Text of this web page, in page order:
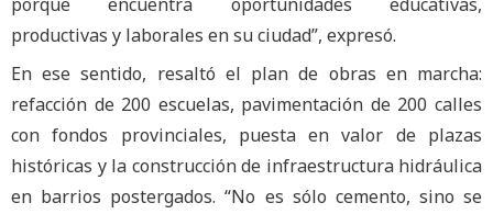
productivas y laborales en su ciudad”, expresó.
En ese sentido, resaltó el plan de obras en marcha:
refacción de 200 escuelas, pavimentación de 200 calles
con fondos provinciales, puesta en valor de plazas
históricas y la construcción de infraestructura hidráulica
en barrios postergados. “No es sólo cemento, sino se